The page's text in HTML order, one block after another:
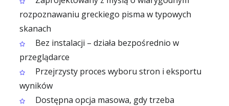
rozpoznawaniu greckiego pisma w typowych
skanach
Bez instalacji – działa bezpośrednio w
przeglądarce
Przejrzysty proces wyboru stron i eksportu
wyników
Dostępna opcja masowa, gdy trzeba